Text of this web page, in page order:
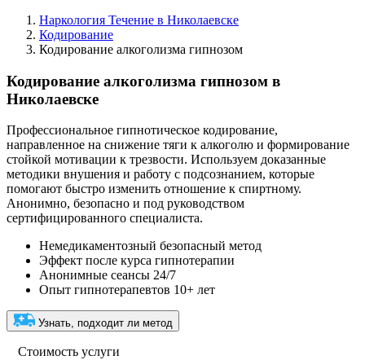
Наркология Течение в Николаевске
Кодирование
Кодирование алкоголизма гипнозом
Кодирование алкоголизма гипнозом в
Николаевске
Профессиональное гипнотическое кодирование,
направленное на снижение тяги к алкоголю и формирование
стойкой мотивации к трезвости. Используем доказанные
методики внушения и работу с подсознанием, которые
помогают быстро изменить отношение к спиртному.
Анонимно, безопасно и под руководством
сертифицированного специалиста.
Немедикаментозный безопасный метод
Эффект после курса гипнотерапии
Анонимные сеансы 24/7
Опыт гипнотерапевтов 10+ лет
Узнать, подходит ли метод
Стоимость услуги